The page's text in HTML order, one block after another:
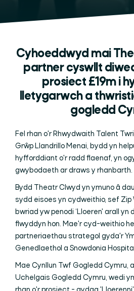
Cyhoeddwyd mai
partner cyswllt
prosiect £19m i
lletygarwch a
gogledd
Fel rhan o'r Rhwydwaith Talent
Grŵp Llandrillo Menai, bydd yn
hyfforddiant o'r radd flaenaf, yn
gwybodaeth ar draws y rhanbarth.
Bydd Theatr Clwyd yn ymuno â
sydd eisoes yn cydweithio, sef Zip
bwriad yw penodi ‘Lloeren' arall
flwyddyn hon. Mae'r cyd-weithio
partneriaethau strategol gyda'r
Genedlaethol a Snowdonia
Mae Cynllun Twf Gogledd Cymru,
Uchelgais Gogledd Cymru, wedi